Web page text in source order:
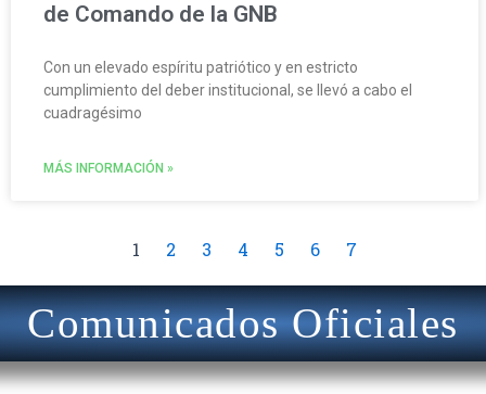
de Comando de la GNB
Con un elevado espíritu patriótico y en estricto
cumplimiento del deber institucional, se llevó a cabo el
cuadragésimo
MÁS INFORMACIÓN »
1 2 3 4 5 6 7
Comunicados Oficiales